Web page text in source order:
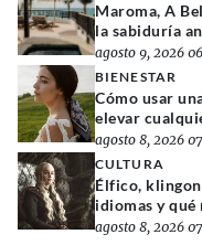
Maroma, A
la sabiduría
agosto 9, 2026
BIENESTAR
Cómo usar
elevar
agosto 8, 2026
CULTURA
Élfico,
idiomas y qué
agosto 8, 2026